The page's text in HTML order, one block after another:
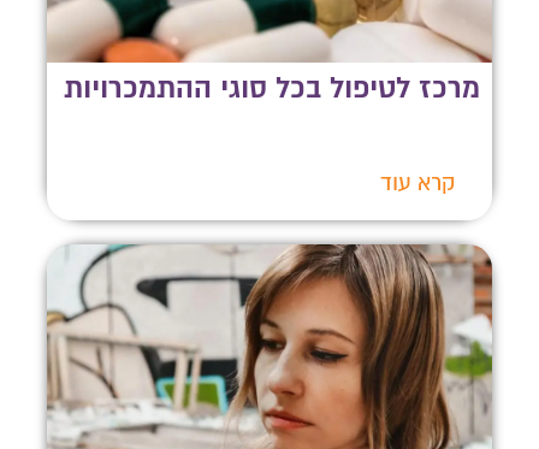
מרכז לטיפול בכל סוגי ההתמכרויות
קרא עוד